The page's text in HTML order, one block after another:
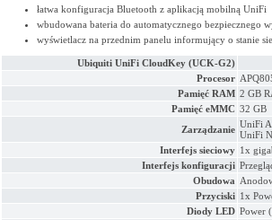
łatwa konfiguracja Bluetooth z aplikacją mobilną UniFi
wbudowana bateria do automatycznego bezpiecznego
wyświetlacz na przednim panelu informujący o stanie
Ubiquiti UniFi CloudKey (UCK-G2)
Procesor
Pamięć RAM 2 GB
Pamięć eMMC 32 GB
Zarządzanie UniFi
UniFi
Interfejs sieciowy 1x
Interfejs konfiguracji
Obudowa
Przyciski 1x
Diody LED Power